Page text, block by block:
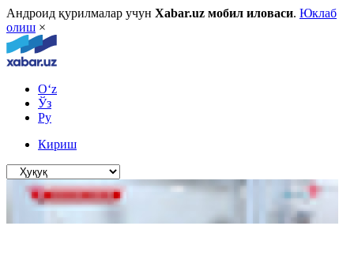
Андроид қурилмалар учун Xabar.uz мобил иловаси. Юклаб
олиш ×
O‘z
Ўз
Ру
Кириш